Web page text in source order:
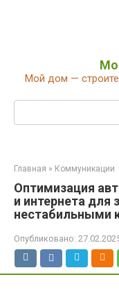
Мой дом —
Главная » Коммуникации
Оптимизация
и интернета для
нестабильными
Опубликовано: